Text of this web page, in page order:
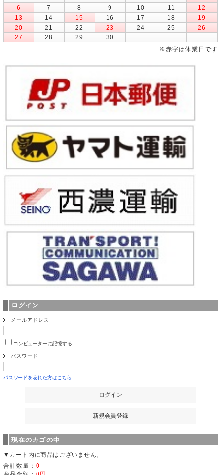
6
7 8 9 10 11
12
13
14 15 16 17 18
19
20
21 22 23 24 25
26
27
28 29
30
※赤字は休業日です
ログイン
メールアドレス
コンピューターに記憶する
パスワード
パスワードを忘れた方はこちら
現在のカゴの中
▼カート内に商品はございません。
合計数量： 0